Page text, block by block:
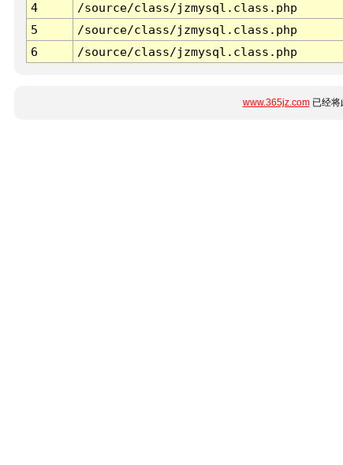
4
/source/class/jzmysql.class.php
5
/source/class/jzmysql.class.php
6
/source/class/jzmysql.class.php
www.365jz.com已经将